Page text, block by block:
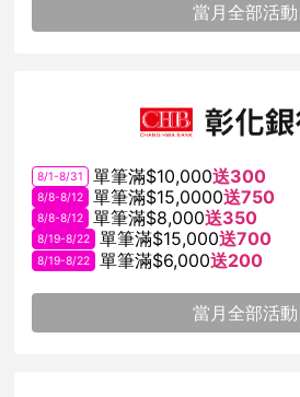
當月全部活動
8/1-8/31 單筆滿$10,000送300
8/8-8/12 單筆滿$15,0000送750
8/8-8/12 單筆滿$8,000送350
8/19-8/22 單筆滿$15,000送700
8/19-8/22 單筆滿$6,000送200
當月全部活動